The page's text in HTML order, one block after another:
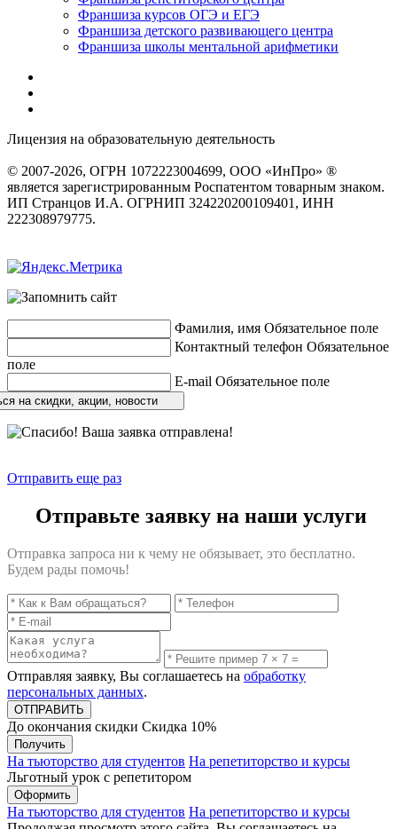
Франшиза курсов ОГЭ и ЕГЭ
Франшиза детского развивающего центра
Франшиза школы ментальной арифметики
Лицензия на образовательную деятельность
© 2007-2026, ОГРН 1072223004699, ООО «ИнПро» ®
является зарегистрированным Роспатентом товарным знаком.
ИП Странцов И.А. ОГРНИП 324220200109401, ИНН
222308979775.
Фамилия, имя Обязательное поле
Контактный телефон Обязательное
поле
E-mail Обязательное поле
на скидки, акции, новости
Отправить еще раз
Отправьте заявку на наши услуги
Отправка запроса ни к чему не обязывает, это бесплатно.
Будем рады помочь!
Отправляя заявку, Вы соглашаетесь на обработку
персональных данных.
До окончания скидки Скидка 10%
Получить
На тьюторство для студентов На репетиторство и курсы
Льготный урок с репетитором
Оформить
На тьюторство для студентов На репетиторство и курсы